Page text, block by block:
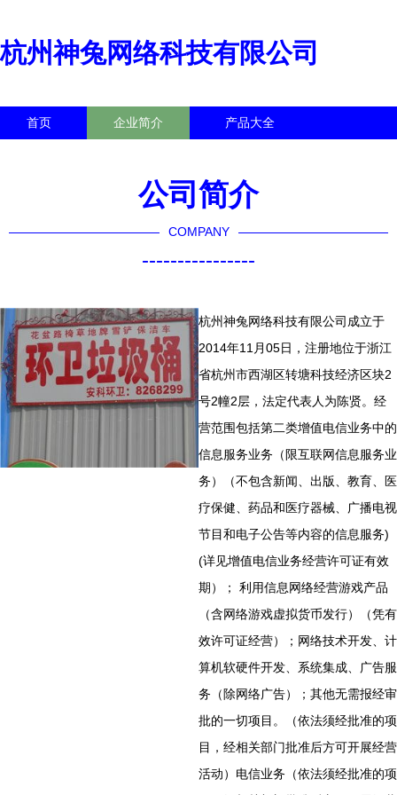
杭州神兔网络科技有限公司
首页 企业简介 产品大全
公司简介
COMPANY
----------------
杭州神兔网络科技有限公司成立于
2014年11月05日，注册地位于浙江
省杭州市西湖区转塘科技经济区块2
号2幢2层，法定代表人为陈贤。经
营范围包括第二类增值电信业务中的
信息服务业务（限互联网信息服务业
务）（不包含新闻、出版、教育、医
疗保健、药品和医疗器械、广播电视
节目和电子公告等内容的信息服务)
(详见增值电信业务经营许可证有效
期）； 利用信息网络经营游戏产品
（含网络游戏虚拟货币发行）（凭有
效许可证经营）；网络技术开发、计
算机软硬件开发、系统集成、广告服
务（除网络广告）；其他无需报经审
批的一切项目。（依法须经批准的项
目，经相关部门批准后方可开展经营
活动）电信业务（依法须经批准的项